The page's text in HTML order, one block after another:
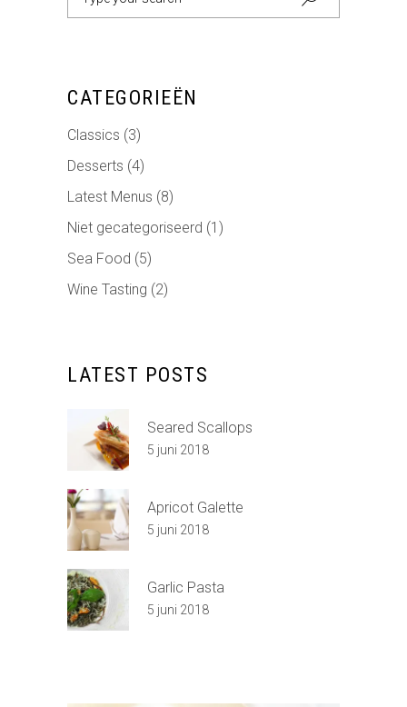
CATEGORIEËN
Classics (3)
Desserts (4)
Latest Menus (8)
Niet gecategoriseerd (1)
Sea Food (5)
Wine Tasting (2)
LATEST POSTS
Seared Scallops
5 juni 2018
Apricot Galette
5 juni 2018
Garlic Pasta
5 juni 2018